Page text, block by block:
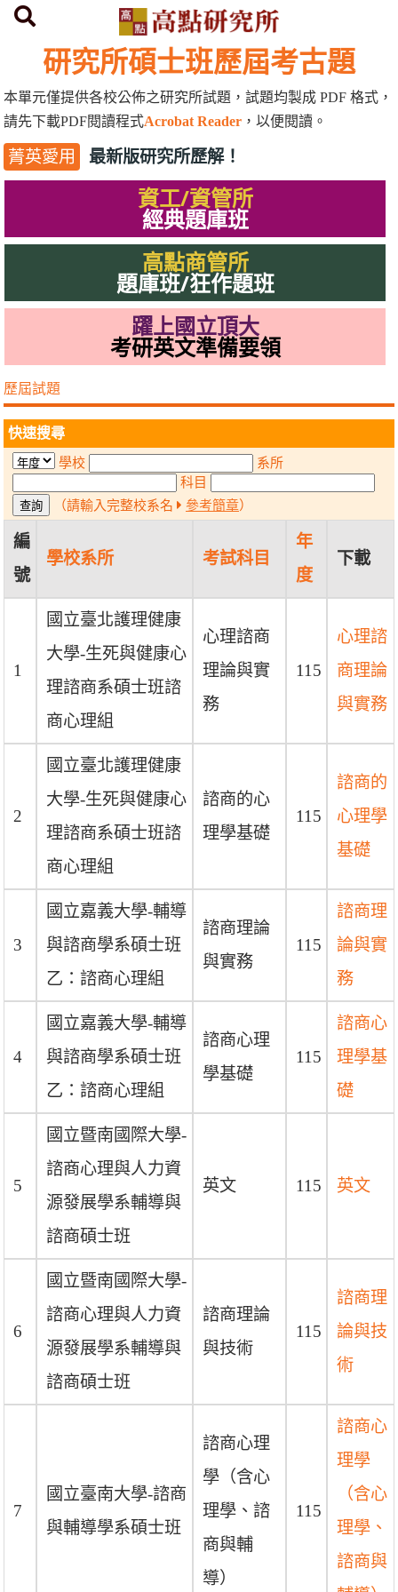
首頁 研究所歷屆考古題
研究所碩士班歷屆考古題
本單元僅提供各校公佈之研究所試題，試題均製成 PDF 格式，
請先下載PDF閱讀程式Acrobat Reader ，以便閱讀。
菁英愛用 最新版研究所歷解！
資工/資管所
經典題庫班
高點商管所
題庫班/狂作題班
躍上國立頂大
考研英文準備要領
歷屆試題
快速搜尋
學校
系所
科目
（請輸入完整校系名
參考簡章）
編
號
學校系所 考試科目
年
度
下載
1
國立臺北護理健康
大學-生死與健康心
理諮商系碩士班諮
商心理組
心理諮商
理論與實
務
115
心理諮
商理論
與實務
2
國立臺北護理健康
大學-生死與健康心
理諮商系碩士班諮
商心理組
諮商的心
理學基礎
115
諮商的
心理學
基礎
3
國立嘉義大學-輔導
與諮商學系碩士班
乙：諮商心理組
諮商理論
與實務
115
諮商理
論與實
務
4
國立嘉義大學-輔導
與諮商學系碩士班
乙：諮商心理組
諮商心理
學基礎
115
諮商心
理學基
礎
5
國立暨南國際大學-
諮商心理與人力資
源發展學系輔導與
諮商碩士班
英文 115 英文
6
國立暨南國際大學-
諮商心理與人力資
源發展學系輔導與
諮商碩士班
諮商理論
與技術
115
諮商理
論與技
術
7
國立臺南大學-諮商
與輔導學系碩士班
諮商心理
學（含心
理學、諮
商與輔
導）
115
諮商心
理學
（含心
理學、
諮商與